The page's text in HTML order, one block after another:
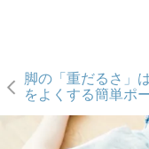
脚の「重だるさ」
をよくする簡単ポ